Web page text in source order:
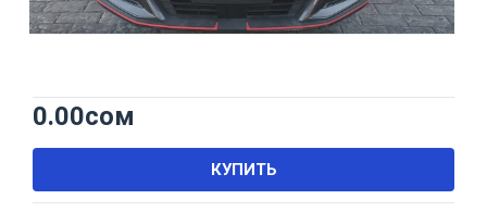
0.00сом
КУПИТЬ